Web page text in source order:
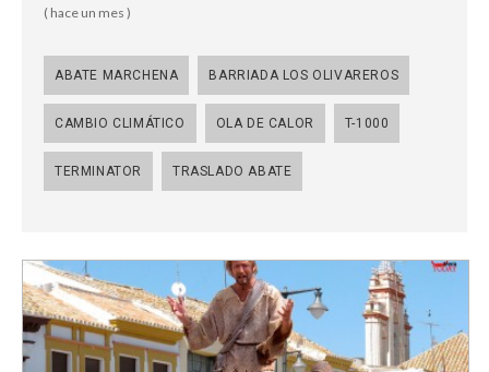
( hace un mes )
ABATE MARCHENA BARRIADA LOS OLIVAREROS
CAMBIO CLIMÁTICO OLA DE CALOR T-1000
TERMINATOR TRASLADO ABATE